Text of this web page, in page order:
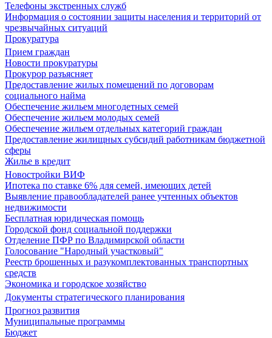
Телефоны экстренных служб
Информация о состоянии защиты населения и территорий от
чрезвычайных ситуаций
Прокуратура
Прием граждан
Новости прокуратуры
Прокурор разъясняет
Предоставление жилых помещений по договорам
социального найма
Обеспечение жильем многодетных семей
Обеспечение жильем молодых семей
Обеспечение жильем отдельных категорий граждан
Предоставление жилищных субсидий работникам бюджетной
сферы
Жилье в кредит
Новостройки ВИФ
Ипотека по ставке 6% для семей, имеющих детей
Выявление правообладателей ранее учтенных объектов
недвижимости
Бесплатная юридическая помощь
Городской фонд социальной поддержки
Отделение ПФР по Владимирской области
Голосование "Народный участковый"
Реестр брошенных и разукомплектованных транспортных
средств
Экономика и городское хозяйство
Документы стратегического планирования
Прогноз развития
Муниципальные программы
Бюджет